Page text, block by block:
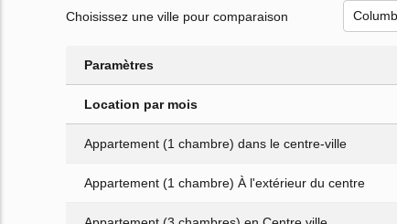
Choisissez une ville pour comparaison
Paramètres
Location par mois
Appartement (1 chambre) dans le centre-ville
Appartement (1 chambre) À l'extérieur du centre